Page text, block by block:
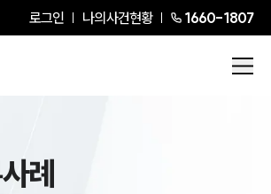
로그인 나의사건현황 1660-1807
례